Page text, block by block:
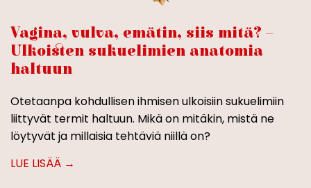
Vagina, vulva, emätin, siis mitä? –
Ulkoisten sukuelimien anatomia
haltuun
Otetaanpa kohdullisen ihmisen ulkoisiin sukuelimiin
liittyvät termit haltuun. Mikä on mitäkin, mistä ne
löytyvät ja millaisia tehtäviä niillä on?